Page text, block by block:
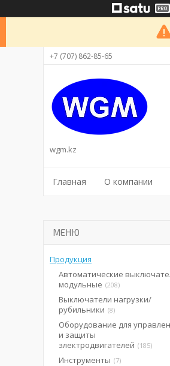
+7 (707) 862-85-65
wgm.kz
Главная О компании
Продукция
Автоматические
модульные 208
Выключатели нагрузки/
рубильники 8
Оборудование для
и защиты
электродвигателей
185
Инструменты 7